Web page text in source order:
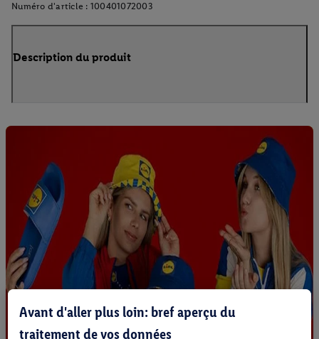
Numéro d'article : 100401072003
Description du produit
Avant d'aller plus loin: bref aperçu du
traitement de vos données